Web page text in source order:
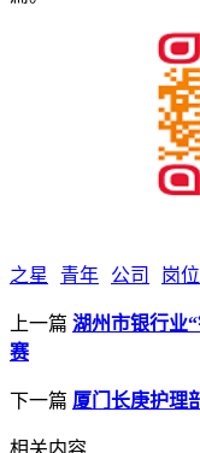
之星 青年 公司 岗位
上一篇 湖州市银行业
赛
下一篇 厦门长庚护理
相关内容